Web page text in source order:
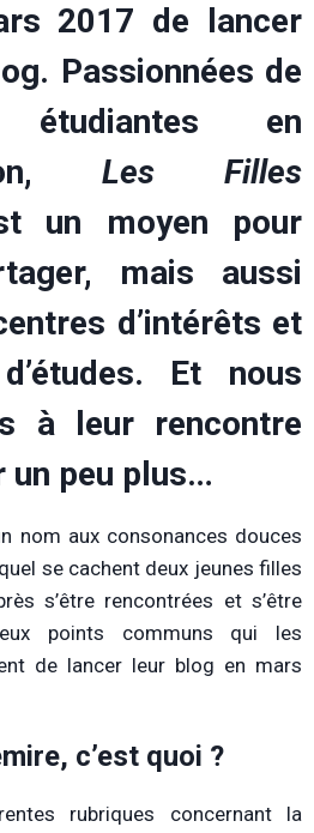
2017 de lancer
Passionnées de
en
Les Filles
un moyen pour
mais aussi
d’intérêts et
Et nous
à leur rencontre
un peu plus…
nom aux consonances douces
se cachent deux jeunes filles
s’être rencontrées et s’être
points communs qui les
de lancer leur blog en mars
c’est quoi ?
rubriques concernant la